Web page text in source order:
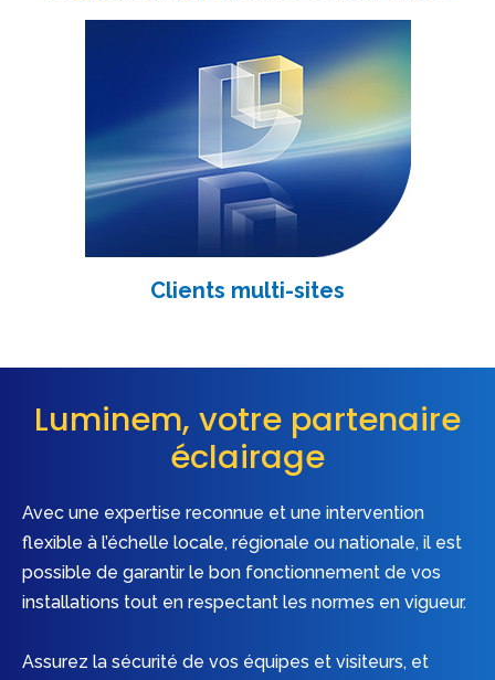
Clients multi-sites
Luminem, votre partenaire
éclairage
Avec une expertise reconnue et une intervention
flexible à l’échelle locale, régionale ou nationale, il est
possible de garantir le bon fonctionnement de vos
installations tout en respectant les normes en vigueur.
Assurez la sécurité de vos équipes et visiteurs, et